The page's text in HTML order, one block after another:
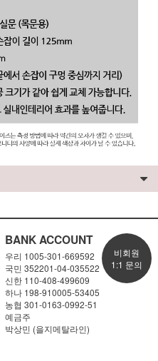
BANK ACCOUNT
우리 1005-301-669592
국민 352201-04-035522
신한 110-408-499609
하나 198-910005-53405
농협 301-0163-0992-51
예금주
박상민 (을지메탈라인)
비회원
1:1 문의